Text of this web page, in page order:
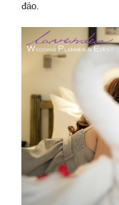
đáo.